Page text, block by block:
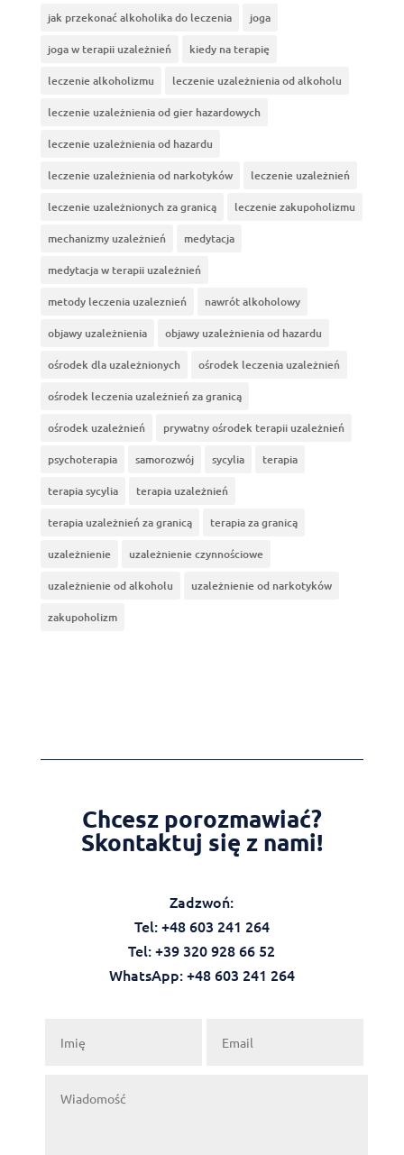
jak przekonać alkoholika do leczenia joga
joga w terapii uzależnień kiedy na terapię
leczenie alkoholizmu leczenie uzależnienia od alkoholu
leczenie uzależnienia od gier hazardowych
leczenie uzależnienia od hazardu
leczenie uzależnienia od narkotyków leczenie uzależnień
leczenie uzależnionych za granicą leczenie zakupoholizmu
mechanizmy uzależnień medytacja
medytacja w terapii uzależnień
metody leczenia uzaleznień nawrót alkoholowy
objawy uzależnienia objawy uzależnienia od hazardu
ośrodek dla uzależnionych ośrodek leczenia uzależnień
ośrodek leczenia uzależnień za granicą
ośrodek uzależnień prywatny ośrodek terapii uzależnień
psychoterapia samorozwój sycylia terapia
terapia sycylia terapia uzależnień
terapia uzależnień za granicą terapia za granicą
uzależnienie uzależnienie czynnościowe
uzależnienie od alkoholu uzależnienie od narkotyków
zakupoholizm
Chcesz porozmawiać?
Skontaktuj się z nami!
Zadzwoń:
Tel: +48 603 241 264
Tel: +39 320 928 66 52
WhatsApp: +48 603 241 264‬‬